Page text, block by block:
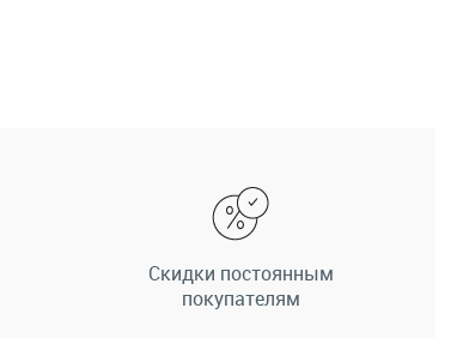
Скидки постоянным
покупателям